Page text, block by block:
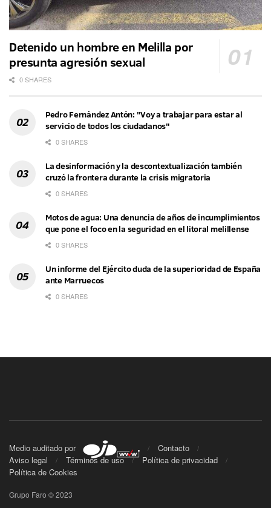
Detenido un hombre en Melilla por
presunta agresión sexual
0 SHARES
Pedro Fernández Antón: "Voy a trabajar para estar al
servicio de todos los ciudadanos"
0 SHARES
La desinformación y la descontextualización también
cruzó la frontera durante la crisis migratoria
0 SHARES
Motos de agua: Una denuncia de años de incumplimientos
que pone el foco en la seguridad en el litoral melillense
0 SHARES
Un informe del Ejército duda de la superioridad de España
ante Marruecos
0 SHARES
Medio auditado por
Contacto
Aviso legal
Términos de uso
Política de privacidad
Política de Cookies
Grupo Faro © 2023